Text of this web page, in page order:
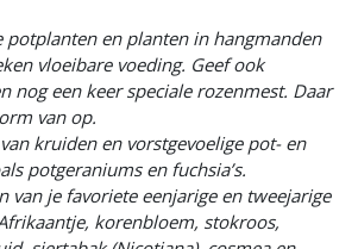
potplanten en planten in hangmanden
vloeibare voeding. Geef ook
nog een keer speciale rozenmest. Daar
van op.
kruiden en vorstgevoelige pot- en
potgeraniums en fuchsia’s.
van je favoriete eenjarige en tweejarige
korenbloem, stokroos,